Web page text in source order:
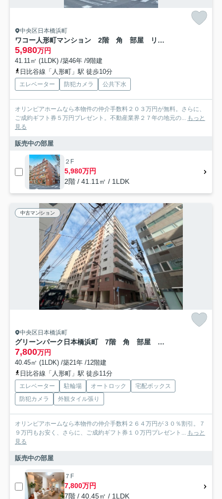
中央区日本橋浜町
ワコー人形町マンション 2階 角 部屋 リ ノベーション
5,980万円
41.11㎡ (1LDK) /築46年 /9階建
日比谷線「人形町」駅 徒歩10分
エレベーター 防犯カメラ 公共下水
オリンピアホームなら本物件の仲介手数料２０３万円が無料。さらに、
ご成約ギフト券５万円プレゼント。不動産業界２７年の地元の... もっと
見る
販売中の部屋
２F
5,980万円
2階 / 41.11㎡ / 1LDK
中古マンション
中央区日本橋浜町
グリーンパーク日本橋浜町 7階 角 部屋 空室
7,800万円
40.45㎡ (1LDK) /築21年 /12階建
日比谷線「人形町」駅 徒歩11分
エレベーター 駐輪場 オートロック
宅配ボックス
防犯カメラ
外観タイル張り
オリンピアホームなら本物件の仲介手数料２６４万円が３０％割引。７
９万円もお安く、さらに、ご成約ギフト券１０万円プレゼント... もっと
見る
販売中の部屋
７F
7,800万円
7階 / 40.45㎡ / 1LDK